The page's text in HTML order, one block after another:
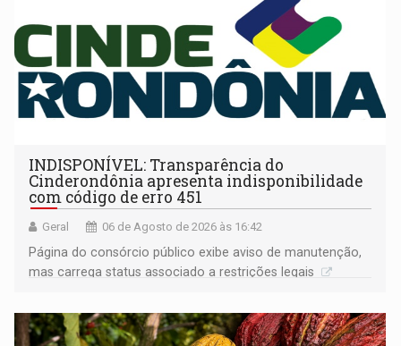
INDISPONÍVEL: Transparência do
Cinderondônia apresenta indisponibilidade
com código de erro 451
Geral 06 de Agosto de 2026 às 16:42
Página do consórcio público exibe aviso de manutenção,
mas carrega status associado a restrições legais